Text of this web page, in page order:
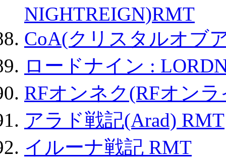
NIGHTREIGN)RMT
CoA(クリスタルオブ
ロードナイン :
RFオンネク(RFオン
アラド戦記(Arad) RMT
イルーナ戦記 RMT